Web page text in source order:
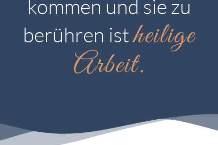
kommen und sie zu
berühren istheilige
Arbeit.